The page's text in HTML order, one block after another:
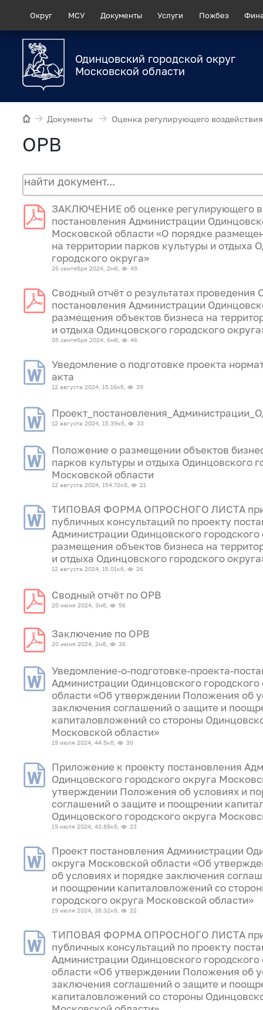
Округ МСУ Документы Услуги Пожбез
Одинцовский городской округ
Московской области
Документы Оценка регулирующего воздействия
ОРВ
ЗАКЛЮЧЕНИЕ об оценке регулирующего
постановления Администрации
Московской области «О порядке
на территории парков культуры и отдыха
городского округа»
26 сентября 2024, 2мб, 49
Сводный отчёт о результатах проведения
постановления Администрации
размещения объектов бизнеса на
и отдыха Одинцовского городского
05 сентября 2024, 6мб, 46
Уведомление о подготовке проекта
акта
12 августа 2024, 15.16кб, 39
12 августа 2024, 15.39кб, 33
Положение о размещении объектов
парков культуры и отдыха Одинцовского
Московской области
12 августа 2024, 154.72кб, 21
ТИПОВАЯ ФОРМА ОПРОСНОГО ЛИСТА при
публичных консультаций по проекту
Администрации Одинцовского
размещения объектов бизнеса на
и отдыха Одинцовского городского
12 августа 2024, 15.01кб, 26
Сводный отчёт по ОРВ
20 июня 2024, 3мб, 56
Заключение по ОРВ
20 июня 2024, 2мб, 36
Уведомление-о-подготовке-проекта-
Администрации Одинцовского
области «Об утверждении Положения об
заключения соглашений о защите и
капиталовложений со стороны
Московской области»
19 июля 2024, 44.5кб, 30
Приложение к проекту постановления
Одинцовского городского округа
утверждении Положения об условиях и
соглашений о защите и поощрении
Одинцовского городского округа
19 июля 2024, 43.88кб, 23
Проект постановления Администрации
округа Московской области «Об
об условиях и порядке заключения
и поощрении капиталовложений со
городского округа Московской области»
19 июля 2024, 38.32кб, 22
ТИПОВАЯ ФОРМА ОПРОСНОГО ЛИСТА при
публичных консультаций по проекту
Администрации Одинцовского
области «Об утверждении Положения об
заключения соглашений о защите и
капиталовложений со стороны